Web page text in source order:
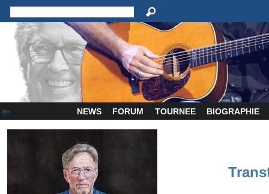
NEWS FORUM TOURNEE BIOGRAPHIE